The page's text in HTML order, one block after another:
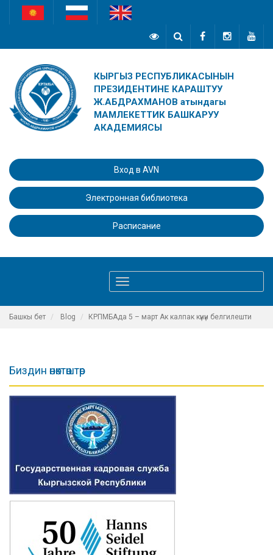
КЫРГЫЗ РЕСПУБЛИКАСЫНЫН
ПРЕЗИДЕНТИНЕ КАРАШТУУ
Ж.АБДРАХМАНОВ атындагы
МАМЛЕКЕТТИК БАШКАРУУ
АКАДЕМИЯСЫ
Вход в AVN
Электронная библиотека
Расписание
navigation
Башкы бет Blog КРПМБАда 5 – март Ак калпак күнүн белгилешти
Биздин өнөктөштөр